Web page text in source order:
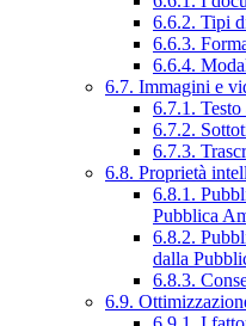
6.6.2. Tipi
6.6.3.
6.6.4.
6.7. Immagini e
6.7.1.
6.7.2.
6.7.3.
6.8. Proprietà
6.8.1.
Pubblica
6.8.2.
dalla
6.8.3.
6.9.